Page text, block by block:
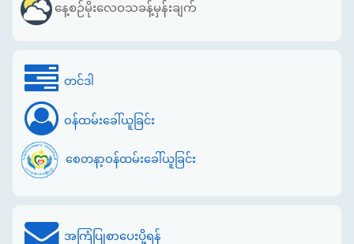
နေ့စဉ်မိုးလေဝသခန့်မှန်းချက်
တင်ဒါ
ဝန်ထမ်းခေါ်ယူခြင်း
စေတနာ့ဝန်ထမ်းခေါ်ယူခြင်း
အကြံပြုစာပေးပို့ရန်